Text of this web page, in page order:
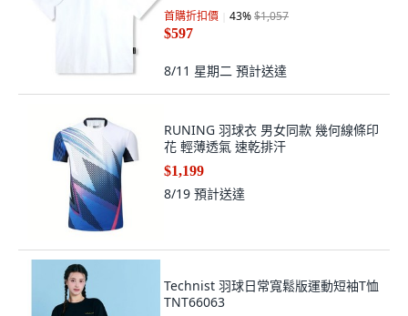
首購折扣價 43%$1,057
$597
8/11 星期二 預計送達
RUNING 羽球衣 男女同款 幾何線條印
花 輕薄透氣 速乾排汗
$1,199
8/19 預計送達
Technist 羽球日常寬鬆版運動短袖T恤
TNT66063